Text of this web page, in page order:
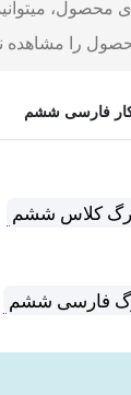
میتوانید
را مشاهده
فارسی ششم
کلاس ششم
فارسی ششم